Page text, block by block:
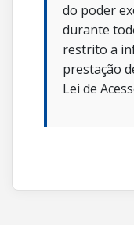
do poder
durante
restrito a
prestação
Lei de